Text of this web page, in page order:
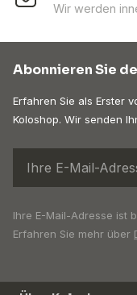
Wir werden
Abonnieren Sie
Erfahren Sie als Erster
Koloshop. Wir senden
Ihre E-Mail-Adresse ist
Erfahren Sie mehr über